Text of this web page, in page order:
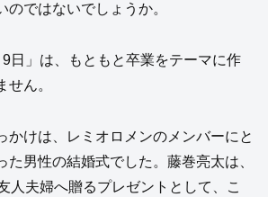
のではないでしょうか。
日」は、もともと卒業をテーマに作
せん。
かけは、レミオロメンのメンバーにと
た男性の結婚式でした。藤巻亮太は、
人夫婦へ贈るプレゼントとして、こ